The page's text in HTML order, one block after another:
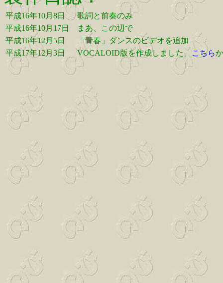
平成16年10月8日
歌詞と前奏のみ
平成16年10月17日
まあ、この辺で
平成16年12月5日
「青春」ダンスのビデオを追加
平成17年12月3日
VOCALOID版を作成しました。 こちら